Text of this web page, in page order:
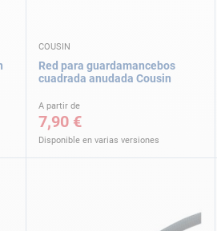
COUSIN
Red para guardamancebos
cuadrada anudada Cousin
A partir de
7,90 €
Disponible en varias versiones